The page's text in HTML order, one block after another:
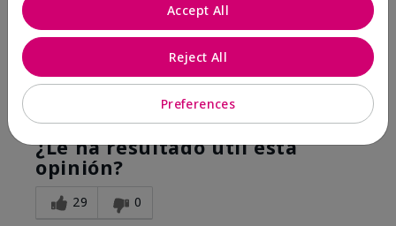
went on. I got compliments all the time. It's all I
wore for over a decade. Unfortunately I am having to
find a replacement from somewhere other than MK.
Mostrar Traducción
No, no recomendaría a un amigo
¿Le ha resultado útil esta
opinión?
29 0
Preferences
Reject All
Accept All